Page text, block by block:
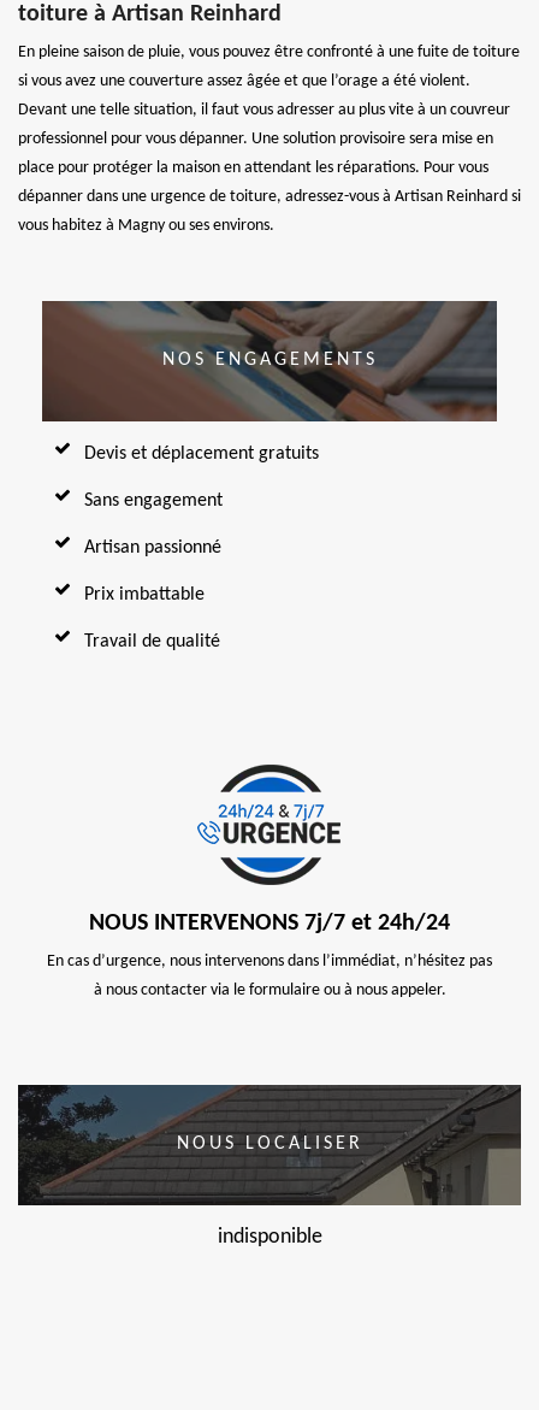
toiture à Artisan Reinhard
En pleine saison de pluie, vous pouvez être confronté à une fuite de toiture
si vous avez une couverture assez âgée et que l’orage a été violent.
Devant une telle situation, il faut vous adresser au plus vite à un couvreur
professionnel pour vous dépanner. Une solution provisoire sera mise en
place pour protéger la maison en attendant les réparations. Pour vous
dépanner dans une urgence de toiture, adressez-vous à Artisan Reinhard si
vous habitez à Magny ou ses environs.
NOS ENGAGEMENTS
Devis et déplacement gratuits
Sans engagement
Artisan passionné
Prix imbattable
Travail de qualité
NOUS INTERVENONS 7j/7 et 24h/24
En cas d’urgence, nous intervenons dans l’immédiat, n’hésitez pas
à nous contacter via le formulaire ou à nous appeler.
NOUS LOCALISER
indisponible